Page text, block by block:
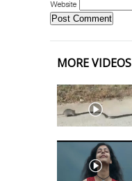
Website
MORE VIDEOS